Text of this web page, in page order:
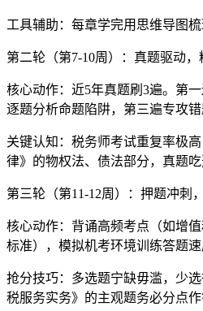
工具辅助：每章学完用思维导图
第二轮（第7-10周）：真题驱动，
核心动作：近5年真题刷3遍。第
逐题分析命题陷阱，第三遍专攻错
关键认知：税务师考试重复率极
律》的物权法、债法部分，真题
第三轮（第11-12周）：押题冲刺
核心动作：背诵高频考点（如增
标准），模拟机考环境训练答题
抢分技巧：多选题宁缺毋滥，少
税服务实务》的主观题务必分点